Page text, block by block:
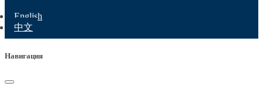
English
中文
Навигация